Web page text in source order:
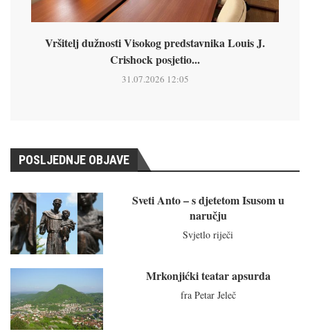
Vršitelj dužnosti Visokog predstavnika Louis J.
Crishock posjetio...
31.07.2026 12:05
POSLJEDNJE OBJAVE
Sveti Anto – s djetetom Isusom u
naručju
Svjetlo riječi
Mrkonjićki teatar apsurda
fra Petar Jeleč